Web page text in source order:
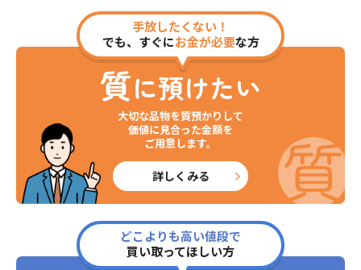
手放したくない！
でも、すぐにお金が必要な方
質に預けたい
大切な品物を質預かりして
価値に見合った金額を
ご用意します。
詳しくみる
どこよりも高い値段で
買い取ってほしい方